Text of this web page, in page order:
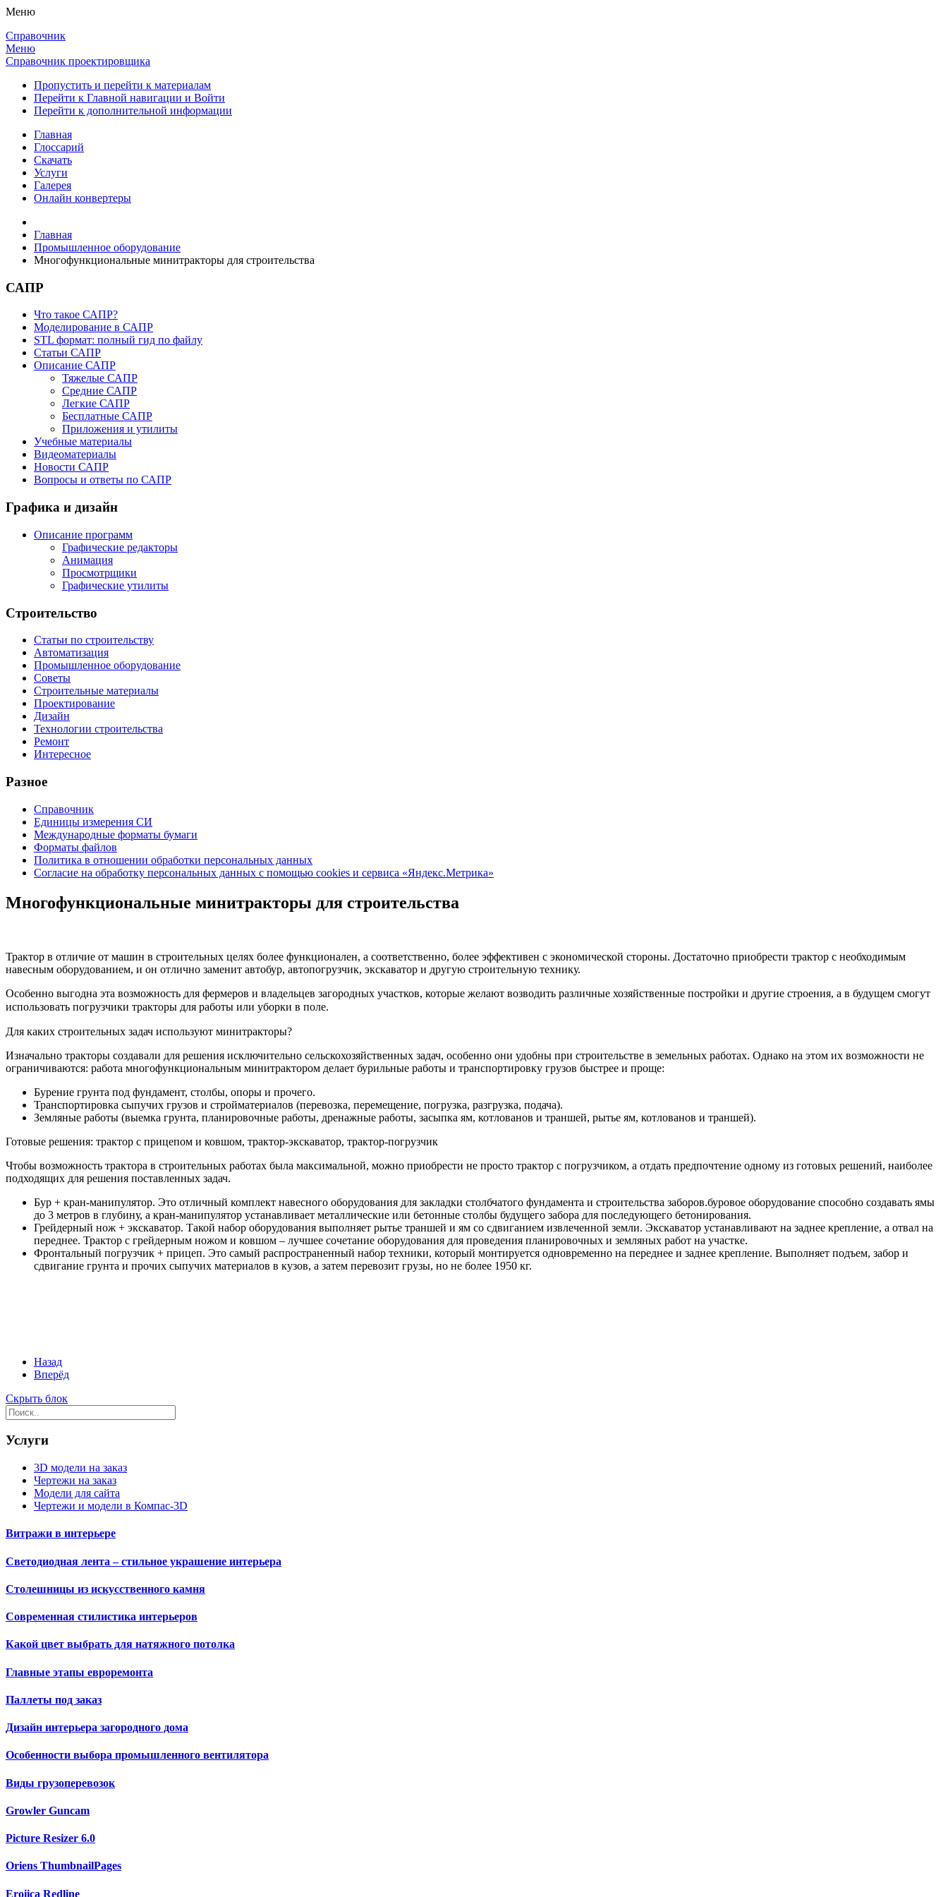
Меню
Справочник
Меню
Справочник проектировщика
Пропустить и перейти к материалам
Перейти к Главной навигации и Войти
Перейти к дополнительной информации
Главная
Глоссарий
Скачать
Услуги
Галерея
Онлайн конвертеры
Главная
Промышленное оборудование
Многофункциональные минитракторы для строительства
САПР
Что такое САПР?
Моделирование в САПР
STL формат: полный гид по файлу
Статьи САПР
Описание САПР
Тяжелые САПР
Средние САПР
Легкие САПР
Бесплатные САПР
Приложения и утилиты
Учебные материалы
Видеоматериалы
Новости САПР
Вопросы и ответы по САПР
Графика и дизайн
Описание программ
Графические редакторы
Анимация
Просмотрщики
Графические утилиты
Строительство
Статьи по строительству
Автоматизация
Промышленное оборудование
Советы
Строительные материалы
Проектирование
Дизайн
Технологии строительства
Ремонт
Интересное
Разное
Справочник
Единицы измерения СИ
Международные форматы бумаги
Форматы файлов
Политика в отношении обработки персональных данных
Согласие на обработку персональных данных с помощью cookies и сервиса «Яндекс.Метрика»
Многофункциональные минитракторы для строительства
Трактор в отличие от машин в строительных целях более функционален, а соответственно, более эффективен с экономической стороны. Достаточно приобрести трактор с необходимым
навесным оборудованием, и он отлично заменит автобур, автопогрузчик, экскаватор и другую строительную технику.
Особенно выгодна эта возможность для фермеров и владельцев загородных участков, которые желают возводить различные хозяйственные постройки и другие строения, а в будущем смогут
использовать погрузчики тракторы для работы или уборки в поле.
Для каких строительных задач используют минитракторы?
Изначально тракторы создавали для решения исключительно сельскохозяйственных задач, особенно они удобны при строительстве в земельных работах. Однако на этом их возможности не
ограничиваются: работа многофункциональным минитрактором делает бурильные работы и транспортировку грузов быстрее и проще:
Бурение грунта под фундамент, столбы, опоры и прочего.
Транспортировка сыпучих грузов и стройматериалов (перевозка, перемещение, погрузка, разгрузка, подача).
Земляные работы (выемка грунта, планировочные работы, дренажные работы, засыпка ям, котлованов и траншей, рытье ям, котлованов и траншей).
Готовые решения: трактор с прицепом и ковшом, трактор-экскаватор, трактор-погрузчик
Чтобы возможность трактора в строительных работах была максимальной, можно приобрести не просто трактор с погрузчиком, а отдать предпочтение одному из готовых решений, наиболее
подходящих для решения поставленных задач.
Бур + кран-манипулятор. Это отличный комплект навесного оборудования для закладки столбчатого фундамента и строительства заборов.буровое оборудование способно создавать ямы
до 3 метров в глубину, а кран-манипулятор устанавливает металлические или бетонные столбы будущего забора для последующего бетонирования.
Грейдерный нож + экскаватор. Такой набор оборудования выполняет рытье траншей и ям со сдвиганием извлеченной земли. Экскаватор устанавливают на заднее крепление, а отвал на
переднее. Трактор с грейдерным ножом и ковшом – лучшее сочетание оборудования для проведения планировочных и земляных работ на участке.
Фронтальный погрузчик + прицеп. Это самый распространенный набор техники, который монтируется одновременно на переднее и заднее крепление. Выполняет подъем, забор и
сдвигание грунта и прочих сыпучих материалов в кузов, а затем перевозит грузы, но не более 1950 кг.
Назад
Вперёд
Скрыть блок
Услуги
3D модели на заказ
Чертежи на заказ
Модели для сайта
Чертежи и модели в Компас-3D
Витражи в интерьере
Светодиодная лента – стильное украшение интерьера
Столешницы из искусственного камня
Современная стилистика интерьеров
Какой цвет выбрать для натяжного потолка
Главные этапы евроремонта
Паллеты под заказ
Дизайн интерьера загородного дома
Особенности выбора промышленного вентилятора
Виды грузоперевозок
Growler Guncam
Picture Resizer 6.0
Oriens ThumbnailPages
Eroiica Redline